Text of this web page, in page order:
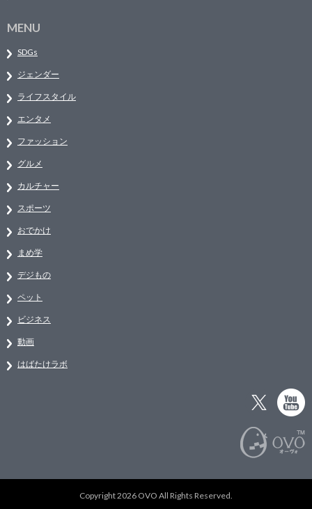
MENU
SDGs
ジェンダー
ライフスタイル
エンタメ
ファッション
グルメ
カルチャー
スポーツ
おでかけ
まめ学
デジもの
ペット
ビジネス
動画
はばたけラボ
Copyright 2026 OVO All Rights Reserved.